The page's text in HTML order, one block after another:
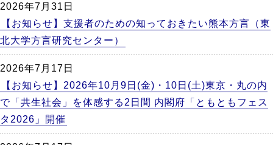
2026年7月31日
【お知らせ】支援者のための知っておきたい熊本方言（東
北大学方言研究センター）
2026年7月17日
【お知らせ】2026年10月9日(金)・10日(土)東京・丸の内
で「共生社会」を体感する2日間 内閣府「ともともフェス
タ2026」開催